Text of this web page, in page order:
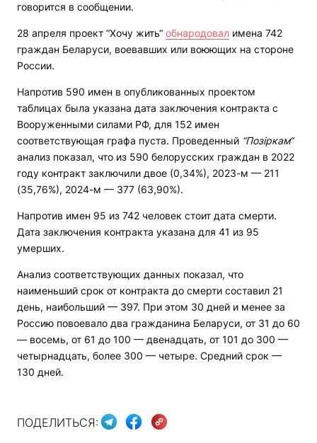
говорится в сообщении.
28 апреля проект “Хочу жить“ обнародовал имена 742
граждан Беларуси, воевавших или воюющих на стороне
России.
Напротив 590 имен в опубликованных проектом
таблицах была указана дата заключения контракта с
Вооруженными силами РФ, для 152 имен
соответствующая графа пуста. Проведенный “Позіркам“
анализ показал, что из 590 белорусских граждан в 2022
году контракт заключили двое (0,34%), 2023-м — 211
(35,76%), 2024-м — 377 (63,90%).
Напротив имен 95 из 742 человек стоит дата смерти.
Дата заключения контракта указана для 41 из 95
умерших.
Анализ соответствующих данных показал, что
наименьший срок от контракта до смерти составил 21
день, наибольший — 397. При этом 30 дней и менее за
Россию повоевало два гражданина Беларуси, от 31 до 60
— восемь, от 61 до 100 — двенадцать, от 101 до 300 —
четырнадцать, более 300 — четыре. Средний срок —
130 дней.
ПОДЕЛИТЬСЯ: